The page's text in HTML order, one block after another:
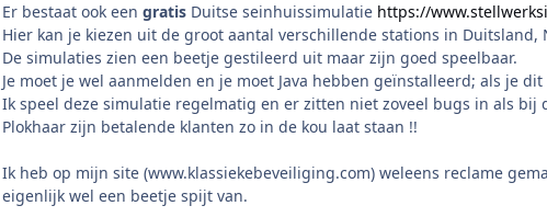
Er bestaat ook een gratis Duitse seinhuissimulatie https://
Hier kan je kiezen uit de groot aantal verschillende stations in
De simulaties zien een beetje gestileerd uit maar zijn goed speelbaar.
Je moet je wel aanmelden en je moet Java hebben geïnstalleerd; als je
Ik speel deze simulatie regelmatig en er zitten niet zoveel bugs in als
Plokhaar zijn betalende klanten zo in de kou laat staan !!
Ik heb op mijn site (www.klassiekebeveiliging.com) weleens reclame
eigenlijk wel een beetje spijt van.